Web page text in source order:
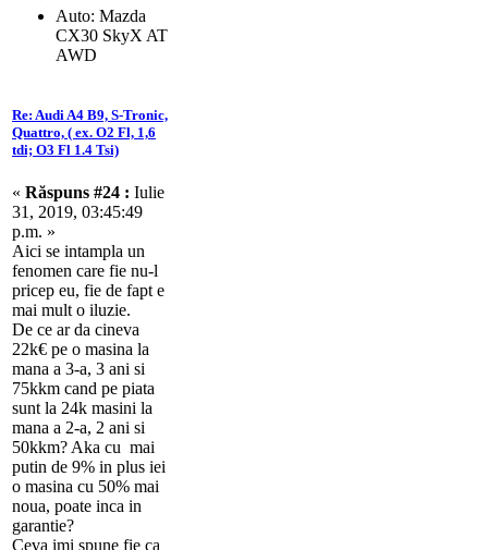
Auto: Mazda
CX30 SkyX AT
AWD
Re: Audi A4 B9, S-Tronic,
Quattro, ( ex. O2 Fl, 1,6
tdi; O3 Fl 1.4 Tsi)
« Răspuns #24 : Iulie
31, 2019, 03:45:49
p.m. »
Aici se intampla un
fenomen care fie nu-l
pricep eu, fie de fapt e
mai mult o iluzie.
De ce ar da cineva
22k€ pe o masina la
mana a 3-a, 3 ani si
75kkm cand pe piata
sunt la 24k masini la
mana a 2-a, 2 ani si
50kkm? Aka cu mai
putin de 9% in plus iei
o masina cu 50% mai
noua, poate inca in
garantie?
Ceva imi spune fie ca